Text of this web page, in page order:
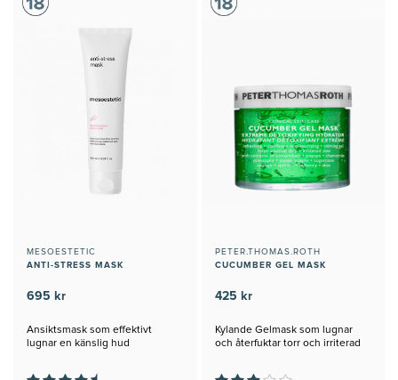
MESOESTETIC
ANTI-STRESS MASK
695 kr
Ansiktsmask som effektivt
lugnar en känslig hud
PETER.THOMAS.ROTH
CUCUMBER GEL MASK
425 kr
Kylande Gelmask som lugnar
och återfuktar torr och irriterad